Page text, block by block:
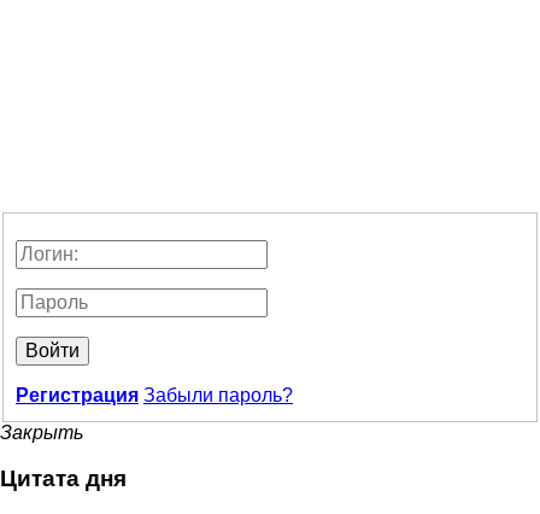
Войти
Регистрация Забыли пароль?
Закрыть
Цитата дня